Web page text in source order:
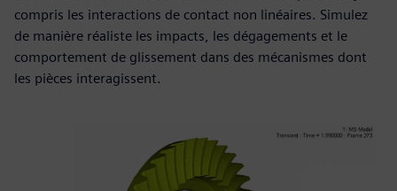
compris les interactions de contact non linéaires. Simulez
de manière réaliste les impacts, les dégagements et le
comportement de glissement dans des mécanismes dont
les pièces interagissent.